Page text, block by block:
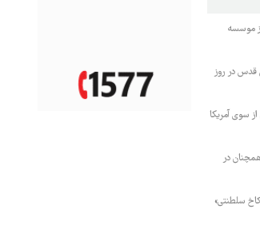
موسسه
قدس در روز
سوی آمریکا
در
سلطنتی»